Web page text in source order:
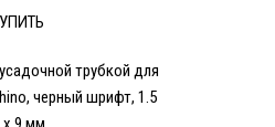
трубкой для
черный шрифт, 1.5